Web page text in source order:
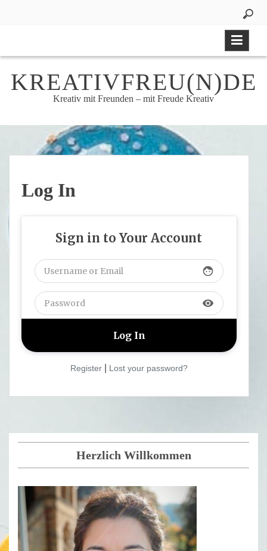
KREATIVFREU(N)DE
Kreativ mit Freunden – mit Freude Kreativ
Log In
Sign in to Your Account
face
visibility
Register Lost your password?
Herzlich Willkommen